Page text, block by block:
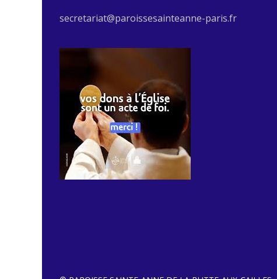
secretariat@paroissesainteanne-paris.fr